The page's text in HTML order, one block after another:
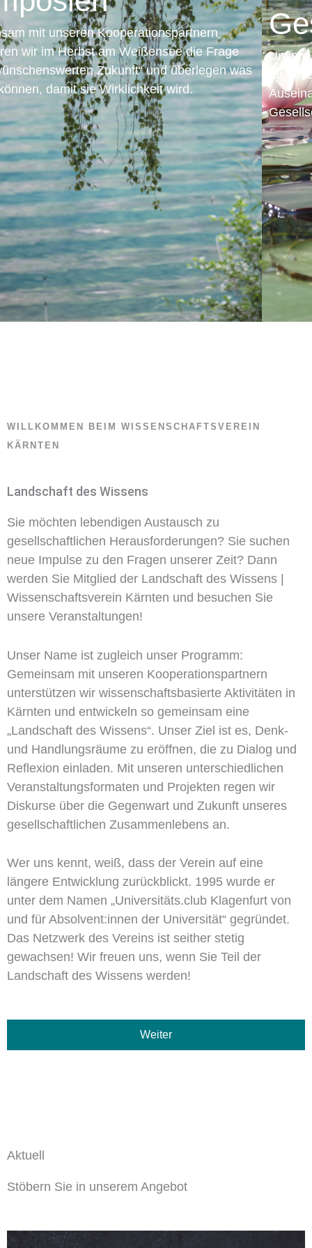
Gesellschaft
Unsere Veranstaltungen und Kooperationen stehen
für unser Bekenntnis zu einer kritischen
Auseinandersetzung mit Wissen, Wissenschaft und
Gesellschaft und bieten die Möglichkeit zum Dialog.
WILLKOMMEN BEIM WISSENSCHAFTSVEREIN
KÄRNTEN
Landschaft des Wissens
Sie möchten lebendigen Austausch zu
gesellschaftlichen Herausforderungen? Sie suchen
neue Impulse zu den Fragen unserer Zeit? Dann
werden Sie Mitglied der Landschaft des Wissens |
Wissenschaftsverein Kärnten und besuchen Sie
unsere Veranstaltungen!
Unser Name ist zugleich unser Programm:
Gemeinsam mit unseren Kooperationspartnern
unterstützen wir wissenschaftsbasierte Aktivitäten in
Kärnten und entwickeln so gemeinsam eine
„Landschaft des Wissens“. Unser Ziel ist es, Denk-
und Handlungsräume zu eröffnen, die zu Dialog und
Reflexion einladen. Mit unseren unterschiedlichen
Veranstaltungsformaten und Projekten regen wir
Diskurse über die Gegenwart und Zukunft unseres
gesellschaftlichen Zusammenlebens an.
Wer uns kennt, weiß, dass der Verein auf eine
längere Entwicklung zurückblickt. 1995 wurde er
unter dem Namen „Universitäts.club Klagenfurt von
und für Absolvent:innen der Universität“ gegründet.
Das Netzwerk des Vereins ist seither stetig
gewachsen! Wir freuen uns, wenn Sie Teil der
Landschaft des Wissens werden!
Weiter
Aktuell
Stöbern Sie in unserem Angebot